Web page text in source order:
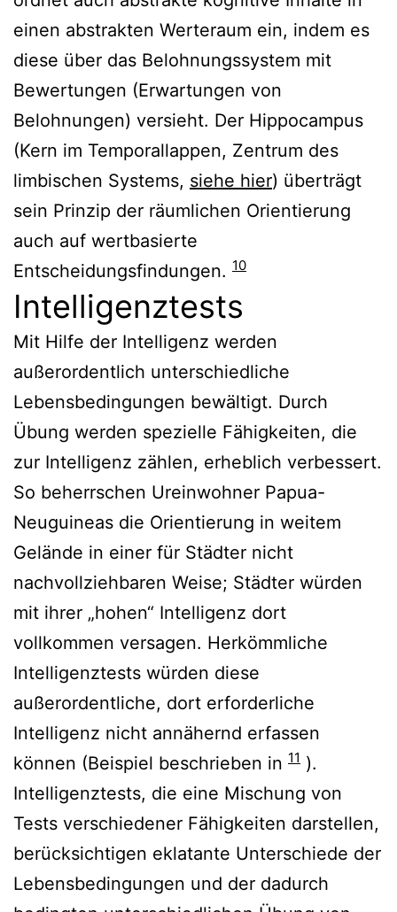
einen abstrakten Werteraum ein, indem es
diese über das Belohnungssystem mit
Bewertungen (Erwartungen von
Belohnungen) versieht. Der Hippocampus
(Kern im Temporallappen, Zentrum des
limbischen Systems, siehe hier) überträgt
sein Prinzip der räumlichen Orientierung
auch auf wertbasierte
Entscheidungsfindungen. 10
Intelligenztests
Mit Hilfe der Intelligenz werden
außerordentlich unterschiedliche
Lebensbedingungen bewältigt. Durch
Übung werden spezielle Fähigkeiten, die
zur Intelligenz zählen, erheblich verbessert.
So beherrschen Ureinwohner Papua-
Neuguineas die Orientierung in weitem
Gelände in einer für Städter nicht
nachvollziehbaren Weise; Städter würden
mit ihrer „hohen“ Intelligenz dort
vollkommen versagen. Herkömmliche
Intelligenztests würden diese
außerordentliche, dort erforderliche
Intelligenz nicht annähernd erfassen
können (Beispiel beschrieben in 11 ).
Intelligenztests, die eine Mischung von
Tests verschiedener Fähigkeiten darstellen,
berücksichtigen eklatante Unterschiede der
Lebensbedingungen und der dadurch